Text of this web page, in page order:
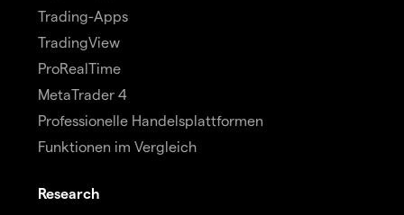
Trading-Apps
TradingView
ProRealTime
MetaTrader 4
Professionelle Handelsplattformen
Funktionen im Vergleich
Research